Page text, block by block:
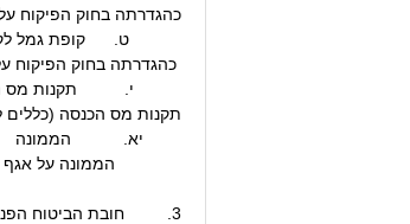
כהגדרתה בחוק הפיקוח על
ט. קופת גמל
כהגדרתה בחוק הפיקוח על שירותים פיננסיים
י. תקנות מס
תקנות מס הכנסה (כללים לאישור וניהול קופת גמל)
יא. הממונה
הממונה על אגף שוק
3. חובת הביטוח הפנסיוני המקיף